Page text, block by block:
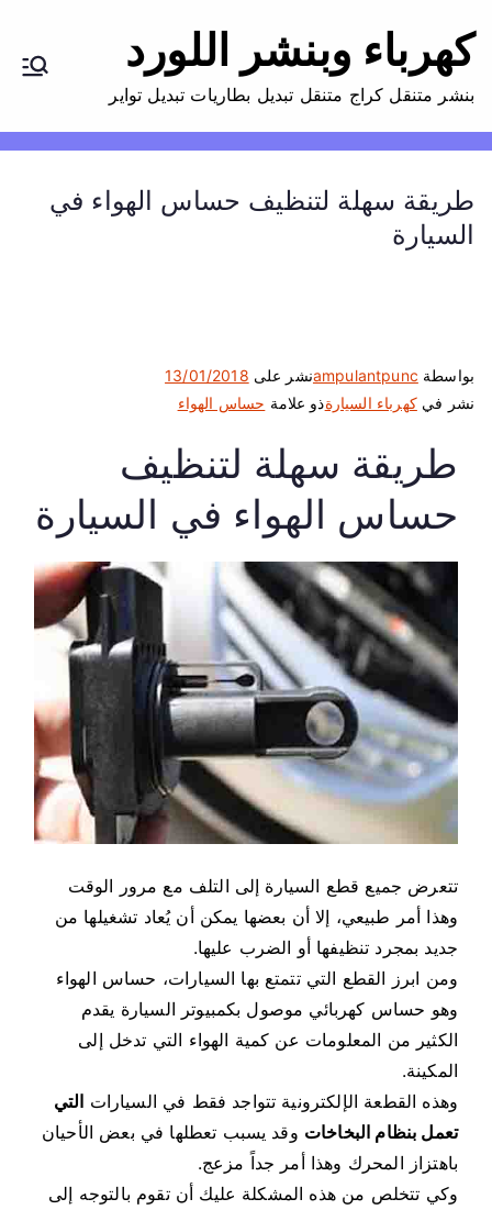
إ
كهرباء وبنشر اللورد
بنشر متنقل كراج متنقل تبديل بطاريات تبديل تواير
طريقة سهلة لتنظيف حساس الهواء في
السيارة
بواسطة ampulantpuncنشر على 13/01/2018
نشر فيكهرباء السيارةذو علامة حساس الهواء
طريقة سهلة لتنظيف
حساس الهواء في السيارة
تتعرض جميع قطع السيارة إلى التلف مع مرور الوقت
وهذا أمر طبيعي، إلا أن بعضها يمكن أن يُعاد تشغيلها من
جديد بمجرد تنظيفها أو الضرب عليها.
ومن ابرز القطع التي تتمتع بها السيارات، حساس الهواء
وهو حساس كهربائي موصول بكمبيوتر السيارة يقدم
الكثير من المعلومات عن كمية الهواء التي تدخل إلى
المكينة.
وهذه القطعة الإلكترونية تتواجد فقط في السيارات التي
تعمل بنظام البخاخات وقد يسبب تعطلها في بعض الأحيان
باهتزاز المحرك وهذا أمر جداً مزعج.
وكي تتخلص من هذه المشكلة عليك أن تقوم بالتوجه إلى